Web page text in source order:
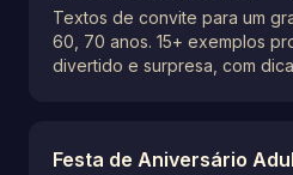
Textos de convite para um
60, 70 anos. 15+ exemplos
divertido e surpresa, com
Festa de Aniversário